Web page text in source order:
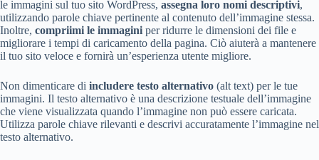
le immagini sul tuo sito WordPress, assegna loro nomi descriptivi,
utilizzando parole chiave pertinente al contenuto dell’immagine stessa.
Inoltre, compriimi le immagini per ridurre le dimensioni dei file e
migliorare i tempi di caricamento della pagina. Ciò aiuterà a mantenere
il tuo sito veloce e fornirà un’esperienza utente migliore.
Non dimenticare di includere testo alternativo (alt text) per le tue
immagini. Il testo alternativo è una descrizione testuale dell’immagine
che viene visualizzata quando l’immagine non può essere caricata.
Utilizza parole chiave rilevanti e descrivi accuratamente l’immagine nel
testo alternativo.